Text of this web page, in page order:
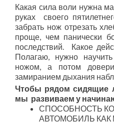
Какая сила воли нужна
руках своего
забрать нож отрезать
проще, чем панически
последствий. Какое
Полагаю, нужно
ножом, а потом
замиранием дыхания
Чтобы рядом сидящие
мы развиваем у
СПОСОБНОСТЬ
АВТОМОБИЛЬ